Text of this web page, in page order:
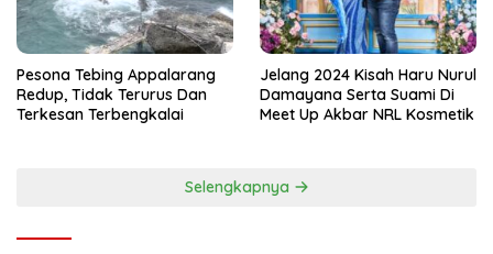
Pesona Tebing Appalarang
Redup, Tidak Terurus Dan
Terkesan Terbengkalai
Jelang 2024 Kisah Haru Nurul
Damayana Serta Suami Di
Meet Up Akbar NRL Kosmetik
Selengkapnya